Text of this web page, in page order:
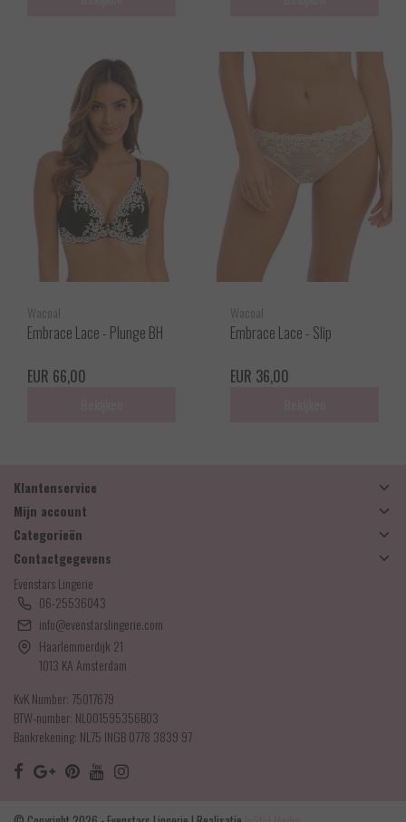
Wacoal
Embrace Lace - Plunge BH
EUR 66,00
Wacoal
Embrace Lace - Slip
EUR 36,00
Klantenservice
Mijn account
Categorieën
Contactgegevens
Evenstars Lingerie
06-25536043
info@evenstarslingerie.com
Haarlemmerdijk 21
1013 KA Amsterdam
KvK Number: 75017679
BTW-number: NL001595356B03
Bankrekening: NL75 INGB 0778 3839 97